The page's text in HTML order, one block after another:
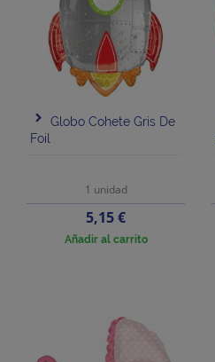
Globo Cohete Gris De
Foil
1 unidad
Precio
5,15 €
Añadir al carrito